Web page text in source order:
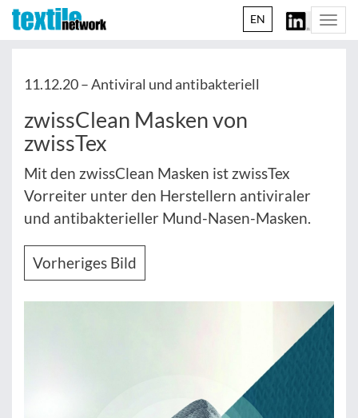
EN
11.12.20 –Antiviral und antibakteriell
zwissClean Masken von
zwissTex
Mit den zwissClean Masken ist zwissTex
Vorreiter unter den Herstellern antiviraler
und antibakterieller Mund-Nasen-Masken.
Vorheriges Bild